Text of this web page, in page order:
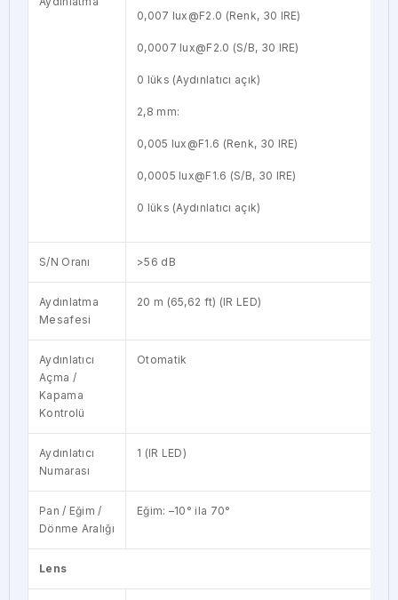
0,007 lux@F2.0 (Renk, 30 IRE)
0,0007 lux@F2.0 (S/B, 30 IRE)
0 lüks (Aydınlatıcı açık)
2,8 mm:
0,005 lux@F1.6 (Renk, 30 IRE)
0,0005 lux@F1.6 (S/B, 30 IRE)
0 lüks (Aydınlatıcı açık)
S/N Oranı >56 dB
Aydınlatma
Mesafesi
20 m (65,62 ft) (IR LED)
Aydınlatıcı
Açma /
Kapama
Kontrolü
Otomatik
Aydınlatıcı
Numarası
1 (IR LED)
Pan / Eğim /
Dönme Aralığı
Eğim: –10° ila 70°
Lens